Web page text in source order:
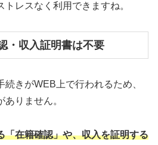
レスなく利用できますね。
・収入証明書は不要
きがWEB上で行われるため、
りません。
「在籍確認」や、収入を証明する